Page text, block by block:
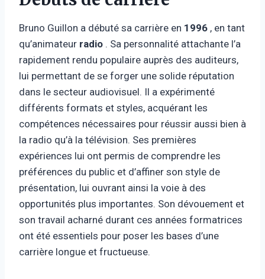
Bruno Guillon a débuté sa carrière en 1996 , en tant
qu’animateur radio . Sa personnalité attachante l’a
rapidement rendu populaire auprès des auditeurs,
lui permettant de se forger une solide réputation
dans le secteur audiovisuel. Il a expérimenté
différents formats et styles, acquérant les
compétences nécessaires pour réussir aussi bien à
la radio qu’à la télévision. Ses premières
expériences lui ont permis de comprendre les
préférences du public et d’affiner son style de
présentation, lui ouvrant ainsi la voie à des
opportunités plus importantes. Son dévouement et
son travail acharné durant ces années formatrices
ont été essentiels pour poser les bases d’une
carrière longue et fructueuse.